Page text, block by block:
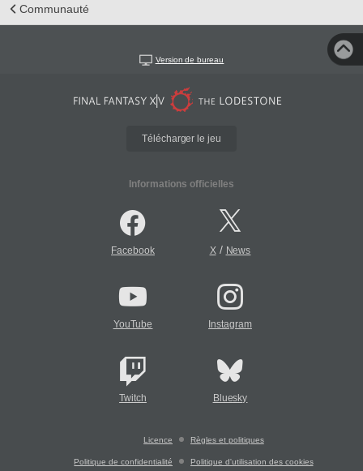
Communauté
Version de bureau
Télécharger le jeu
Informations officielles
Facebook X/ News
YouTube Instagram
Twitch Bluesky
Licence Règles et politiques
Politique de confidentialité Politique d'utilisation des cookies